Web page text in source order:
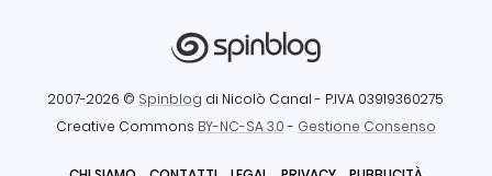
2007-2026 © Spinblog di Nicolò Canal - P.IVA 03919360275
Creative Commons BY-NC-SA 3.0- Gestione Consenso